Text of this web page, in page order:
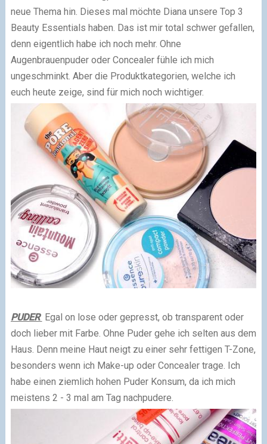
neue Thema hin. Dieses mal möchte Diana unsere Top 3
Beauty Essentials haben. Das ist mir total schwer gefallen,
denn eigentlich habe ich noch mehr. Ohne
Augenbrauenpuder oder Concealer fühle ich mich
ungeschminkt. Aber die Produktkategorien, welche ich
euch heute zeige, sind für mich noch wichtiger.
PUDER Egal on lose oder gepresst, ob transparent oder
doch lieber mit Farbe. Ohne Puder gehe ich selten aus dem
Haus. Denn meine Haut neigt zu einer sehr fettigen T-Zone,
besonders wenn ich Make-up oder Concealer trage. Ich
habe einen ziemlich hohen Puder Konsum, da ich mich
meistens 2 - 3 mal am Tag nachpudere.